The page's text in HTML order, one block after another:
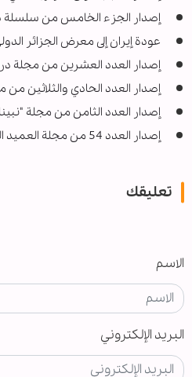
إصدار الجزء الخامس من سلسلة
عودة إيران إلى معرض الجزائر
إصدار العدد العشرين من مجلة
إصدار العدد الحادي والثلاثين
إصدار العدد الثامن من مجلة
إصدار العدد 54 من مجلة العميد المحكّمة
تعليقك
الاسم
البريد الإلكتروني